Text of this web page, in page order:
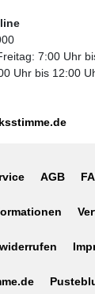
7:00 Uhr
Uhr bis 12:00
AGB